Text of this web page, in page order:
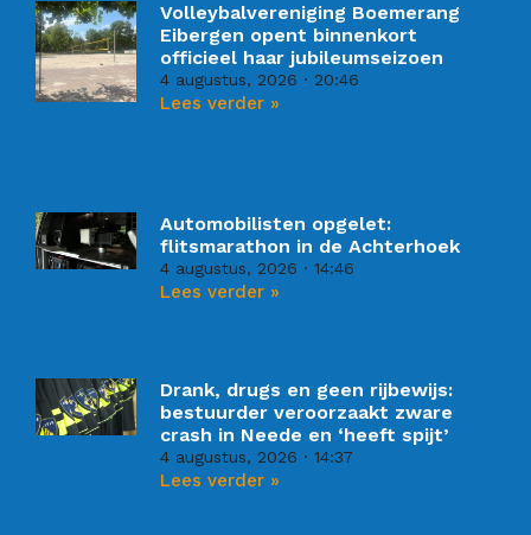
Volleybalvereniging Boemerang
Eibergen opent binnenkort
officieel haar jubileumseizoen
4 augustus, 2026 20:46
Lees verder »
Automobilisten opgelet:
flitsmarathon in de Achterhoek
4 augustus, 2026 14:46
Lees verder »
Drank, drugs en geen rijbewijs:
bestuurder veroorzaakt zware
crash in Neede en ‘heeft spijt’
4 augustus, 2026 14:37
Lees verder »